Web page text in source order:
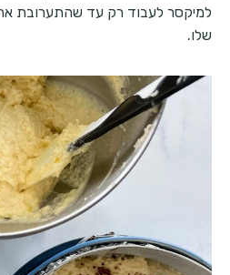
למיקסר לעבוד רק עד שהתערובת
שלו.